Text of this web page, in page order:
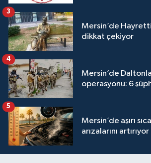
Mersin’de
dikkat çekiyor
3
Mersin’de
operasyonu: 6
4
Mersin’de aşırı
arızalarını artırıyor
5